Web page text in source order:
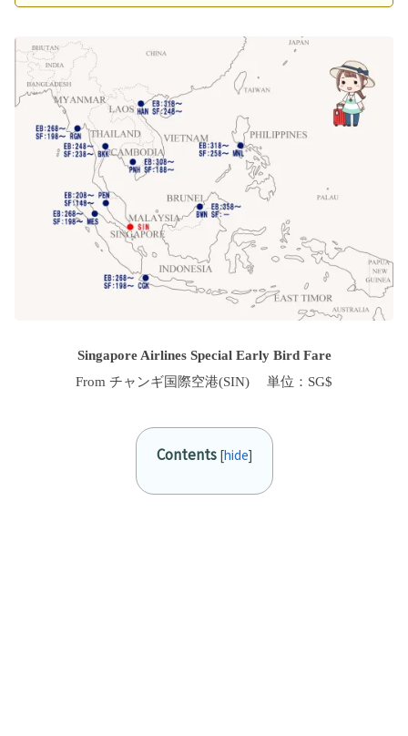
Singapore Airlines Special Early Bird Fare
From チャンギ国際空港(SIN) 単位：SG$
Contents [hide]